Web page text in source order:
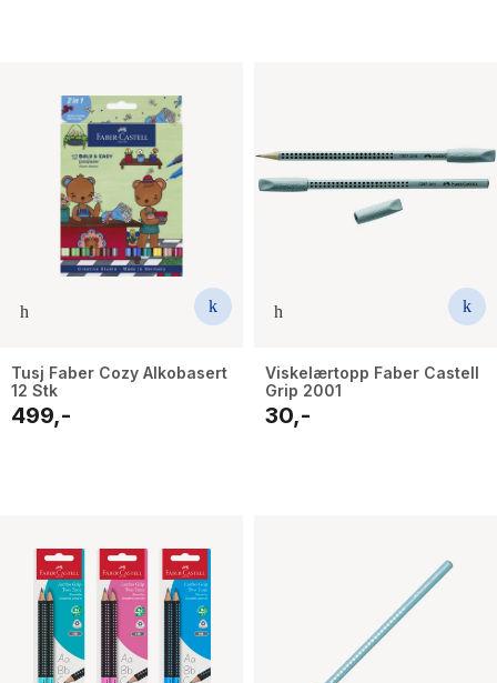
Tusj Faber Cozy Alkobasert
12 Stk
499,-
Viskelærtopp Faber Castell
Grip 2001
30,-